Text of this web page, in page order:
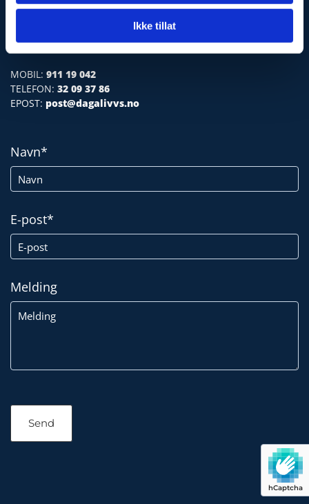
Ikke tillat
Dagali VVS AS
3588 Dagali
MOBIL: 911 19 042
TELEFON: 32 09 37 86
EPOST: post@dagalivvs.no
Navn*
E-post*
Melding
hCaptcha